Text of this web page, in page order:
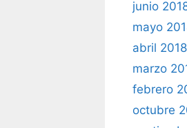
junio
mayo
abril 2018
marzo
febrero
octubre